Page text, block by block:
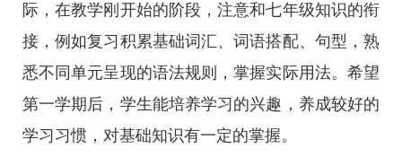
际，在教学刚开始的阶段，注意和七年级知识的衔
接，例如复习积累基础词汇、词语搭配、句型，熟
悉不同单元呈现的语法规则，掌握实际用法。希望
第一学期后，学生能培养学习的兴趣，养成较好的
学习习惯，对基础知识有一定的掌握。